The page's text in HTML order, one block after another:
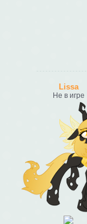
Lissa
Не в игре